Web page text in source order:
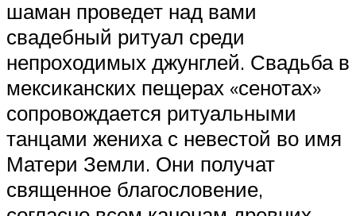
шаман проведет над вами
свадебный ритуал среди
непроходимых джунглей. Свадьба в
мексиканских пещерах «сенотах»
сопровождается ритуальными
танцами жениха с невестой во имя
Матери Земли. Они получат
священное благословение,